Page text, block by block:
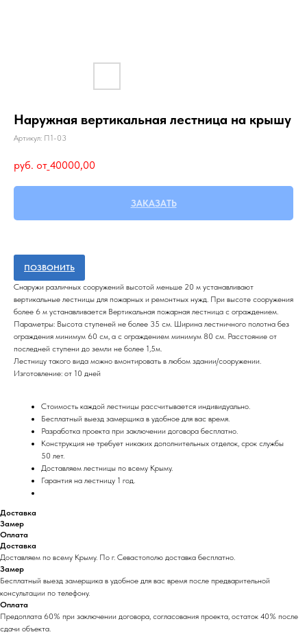
Наружная вертикальная лестница на крышу
Артикул: П1-03
руб. от_ 40000,00
ЗАКАЗАТЬ
ПОЗВОНИТЬ
Снаружи различных сооружений высотой меньше 20 м устанавливают
вертикальные лестницы для пожарных и ремонтных нужд. При высоте сооружения
более 6 м устанавливается Вертикальная пожарная лестница с ограждением.
Параметры: Высота ступеней не более 35 см. Ширина лестничного полотна без
ограждения минимум 60 см, а с ограждением минимум 80 см. Расстояние от
последней ступени до земли не более 1,5м.
Лестницу такого вида можно вмонтировать в любом здании/сооружении.
Изготовление: от 10 дней
Стоимость каждой лестницы рассчитывается индивидуально.
Бесплатный выезд замерщика в удобное для вас время.
Разработка проекта при заключении договора бесплатно.
Конструкция не требует никаких дополнительных отделок, срок службы
50 лет.
Доставляем лестницы по всему Крыму.
Гарантия на лестницу 1 год.
Доставка
Замер
Оплата
Доставка
Доставляем по всему Крыму. По г. Севастополю доставка бесплатно.
Замер
Бесплатный выезд замерщика в удобное для вас время после предварительной
консультации по телефону.
Оплата
Предоплата 60% при заключении договора, согласования проекта, остаток 40% после
сдачи объекта.